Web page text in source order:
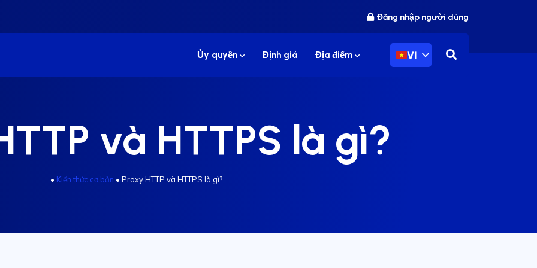
Đăng nhập người dùng
Ủy quyền Định giá Địa điểm VI
và HTTPS là gì?
• Kiến thức cơ bản • Proxy HTTP và HTTPS là gì?